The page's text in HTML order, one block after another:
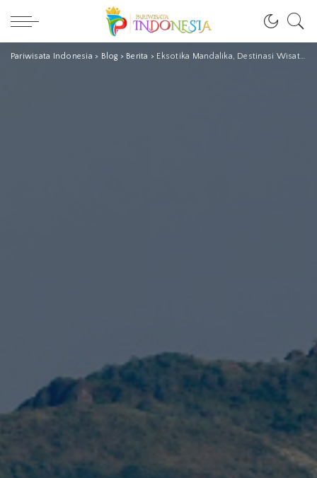
Pariwisata Indonesia > Blog > Berita > Eksotika Mandalika, Destinasi Wisata Prioritas di Lombok